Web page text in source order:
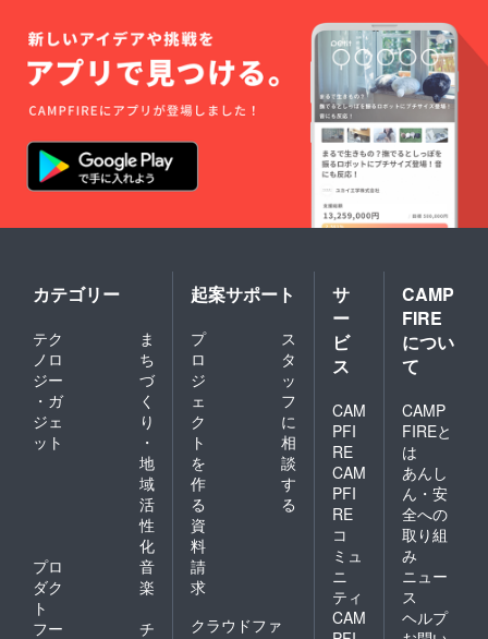
記入を
お願い
しま
す。最
大上限
数まで
の発送
となり
ます。
が含ま
れてい
ます。
※ご注文
状況、
使用部
材の供
給状
況、製
造工程
上の都
合等に
る場合
があり
ます。
※備考欄
に欲し
ト数の
記入を
お願い
しま
す。最
大上限
数まで
の発送
となり
ます。
ターン
金額に
は送料
が含ま
れてい
ます。
※ご注文
状況、
使用部
材の供
況、製
合等に
より出
荷時期
が遅れ
る場合
があり
ます。
地域の
保育
園・幼
稚園へ
の寄贈
🚚 配送
プロ
ジェク
ト終了
後、約
内に順
🔥クラ
ウド
ファン
ディン
グ限定
この機
会にし
入らな
い特別
なセッ
トで
す！ ※
国内配
送のみ
となり
ます。
※お届け
日は
「お届
け予
式会社
水野製
菓 【販
売元】
株式会
社水野
製菓 🔴
活用方
法 ・お
聞かせ
でのお
やつタ
イム ・
プレゼ
ントと
して ・
地域の
園・幼
稚園へ
の寄贈
🚚 配送
プロ
ジェク
ト終了
後、約
2ヶ月以
内に順
次配送
予定。
🔥クラ
菓 🚚 配
送 プロ
ジェク
ト終了
後、約
2ヶ月以
内に順
次配送
予定。
送のみ
となり
ます。
日は
「お届
け予
定」月
の月末
です。
※こちら
ターン
金額に
は送料
が含ま
れてい
ます。
※ご注文
状況、
使用部
材の供
給状
況、製
造工程
上の都
カテゴリー
テク
ノロ
ジー
・ガ
ジェ
ット
ま
ち
づ
く
り
・
地
域
活
性
化
プロ
ダク
ト
音
楽
フー
チ
起案サポート
プ
ロ
ジ
ェ
ク
ト
を
作
る
ス
タ
ッ
フ
に
相
談
す
る
資
料
請
求
クラウドファ
サ
ー
ビ
ス
CAM
PFI
RE
CAM
PFI
RE
コ
ミュ
ニ
ティ
CAM
CAMP
FIRE
につい
て
CAMP
FIREと
は
あんし
ん・安
全への
取り組
み
ニュー
ス
ヘルプ